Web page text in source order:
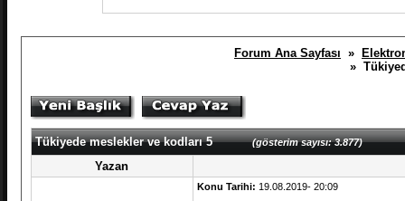
Forum Ana Sayfası »
»
Tükiyede meslekler ve kodları 5(gösterim sayısı: 3.877)
Yazan
Konu Tarihi: 19.08.2019- 20:09